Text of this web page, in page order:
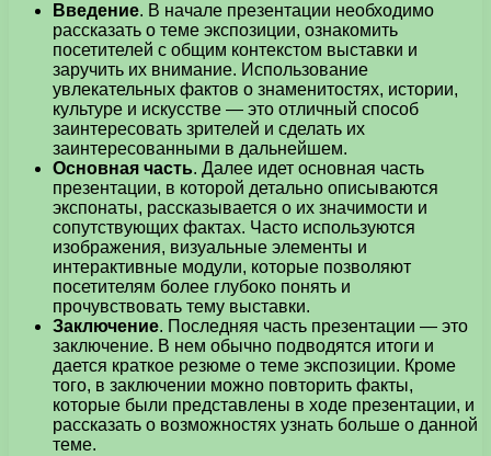
Введение. В начале презентации необходимо
рассказать о теме экспозиции, ознакомить
посетителей с общим контекстом выставки и
заручить их внимание. Использование
увлекательных фактов о знаменитостях, истории,
культуре и искусстве — это отличный способ
заинтересовать зрителей и сделать их
заинтересованными в дальнейшем.
Основная часть. Далее идет основная часть
презентации, в которой детально описываются
экспонаты, рассказывается о их значимости и
сопутствующих фактах. Часто используются
изображения, визуальные элементы и
интерактивные модули, которые позволяют
посетителям более глубоко понять и
прочувствовать тему выставки.
Заключение. Последняя часть презентации — это
заключение. В нем обычно подводятся итоги и
дается краткое резюме о теме экспозиции. Кроме
того, в заключении можно повторить факты,
которые были представлены в ходе презентации, и
рассказать о возможностях узнать больше о данной
теме.